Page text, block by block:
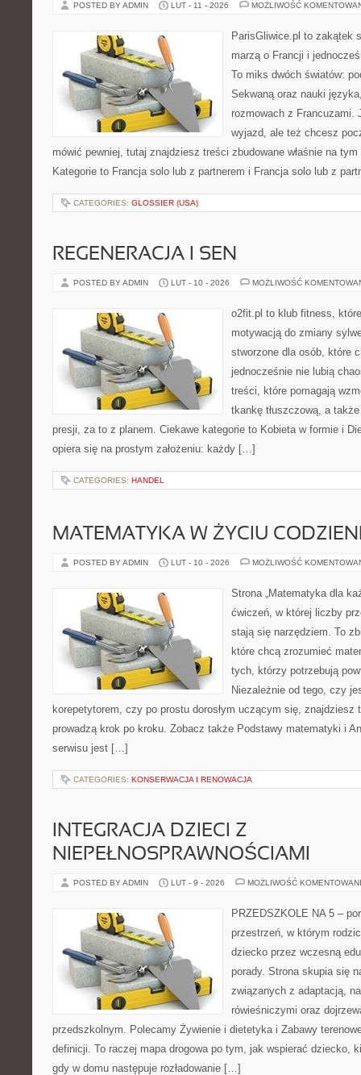
POSTED BY ADMIN LUT - 11 - 2026 MOŻLIWOŚĆ
ParisGliwice.pl to zakątek
marzą o Francji i
To miks dwóch światów:
Sekwaną oraz nauki
rozmowach z Francuzami.
wyjazd, ale też chcesz
mówić pewniej, tutaj znajdziesz treści zbudowane właśnie na
Kategorie to Francja solo lub z partnerem i Francja solo lub z
CATEGORIES: GLOSSIER (USA)
REGENERACJA I SEN
POSTED BY ADMIN LUT - 10 - 2026 MOŻLIWOŚĆ
o2fit.pl to klub fitness,
motywacją do zmiany
stworzone dla osób, które
jednocześnie nie lubią
treści, które pomagają
tkankę tłuszczową, a
presji, za to z planem. Ciekawe kategorie to Kobieta w formie i
opiera się na prostym założeniu: każdy […]
CATEGORIES: HANDEL
MATEMATYKA W ŻYCIU
POSTED BY ADMIN LUT - 10 - 2026 MOŻLIWOŚĆ
Strona „Matematyka dla
ćwiczeń, w której liczby
stają się narzędziem. To
które chcą zrozumieć
tych, którzy potrzebują
Niezależnie od tego, czy
korepetytorem, czy po prostu dorosłym uczącym się, znajdziesz
prowadzą krok po kroku. Zobacz także Podstawy matematyki i
serwisu jest […]
CATEGORIES: KONSERWACJA I RENOWACJA
INTEGRACJA DZIECI Z
NIEPEŁNOSPRAWNOŚCIAMI
POSTED BY ADMIN LUT - 9 - 2026 MOŻLIWOŚĆ
PRZEDSZKOLE NA 5 –
przestrzeń, w którym
dziecko przez wczesną
porady. Strona skupia się
związanych z adaptacją,
rówieśniczymi oraz
przedszkolnym. Polecamy Żywienie i dietetyka i Zabawy
definicji. To raczej mapa drogowa po tym, jak wspierać dziecko,
gdy w domu następuje rozładowanie […]